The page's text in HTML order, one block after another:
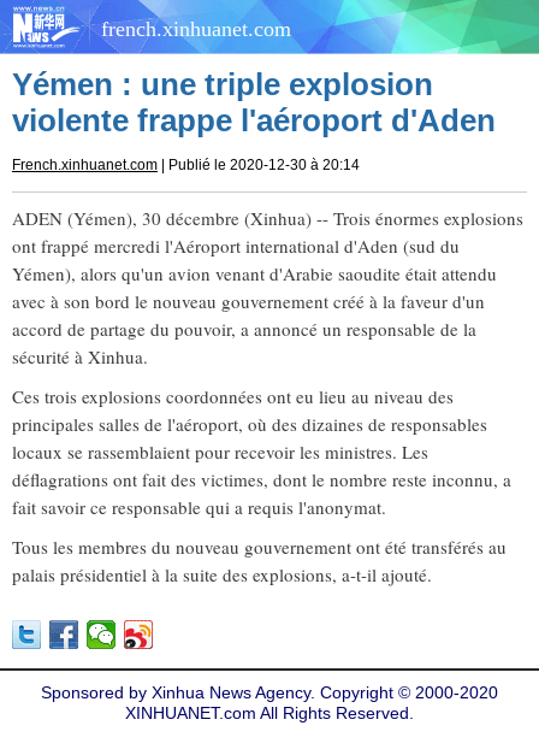
french.xinhuanet.com
Yémen : une triple explosion
violente frappe l'aéroport d'Aden
French.xinhuanet.com | Publié le 2020-12-30 à 20:14
ADEN (Yémen), 30 décembre (Xinhua) -- Trois énormes explosions
ont frappé mercredi l'Aéroport international d'Aden (sud du
Yémen), alors qu'un avion venant d'Arabie saoudite était attendu
avec à son bord le nouveau gouvernement créé à la faveur d'un
accord de partage du pouvoir, a annoncé un responsable de la
sécurité à Xinhua.
Ces trois explosions coordonnées ont eu lieu au niveau des
principales salles de l'aéroport, où des dizaines de responsables
locaux se rassemblaient pour recevoir les ministres. Les
déflagrations ont fait des victimes, dont le nombre reste inconnu, a
fait savoir ce responsable qui a requis l'anonymat.
Tous les membres du nouveau gouvernement ont été transférés au
palais présidentiel à la suite des explosions, a-t-il ajouté.
Sponsored by Xinhua News Agency. Copyright © 2000-2020
XINHUANET.com All Rights Reserved.